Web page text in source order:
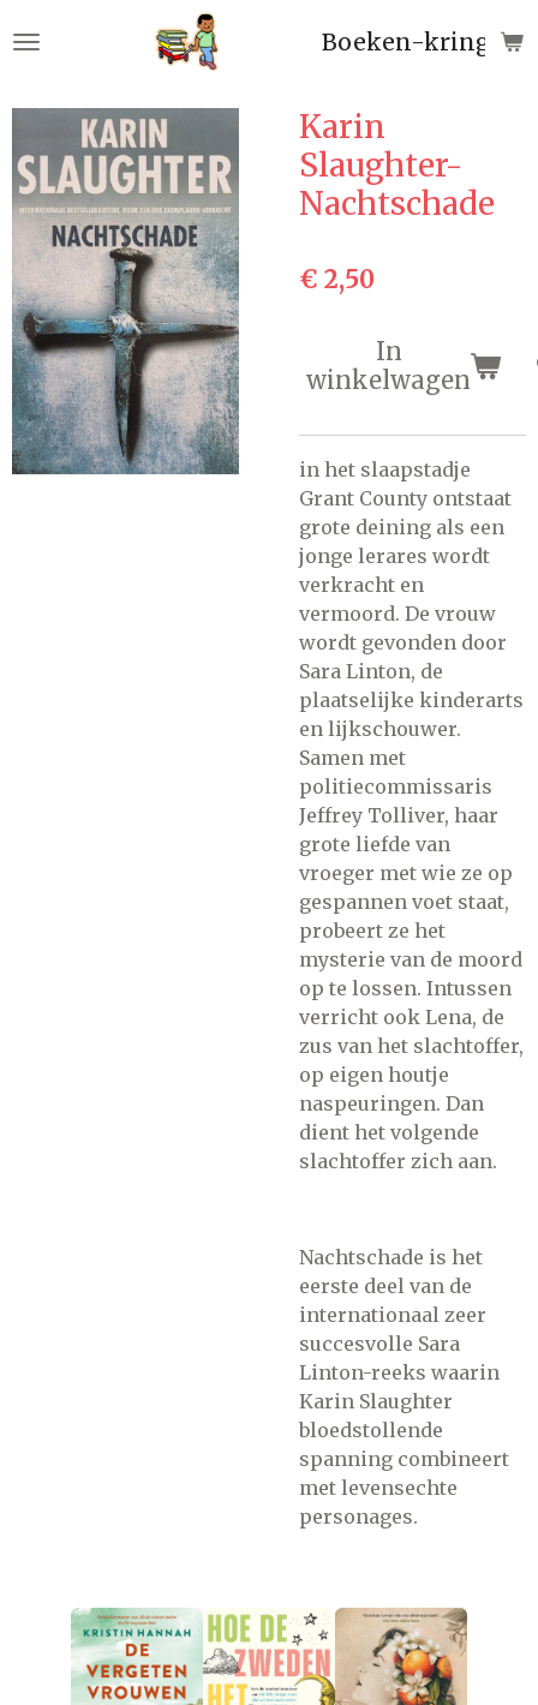
direct
de
hoofdinhoud
Boeken-
Karin
Slaughter-
Nachtschade
€ 2,50
In
winkelwagen
in het slaapstadje
Grant County ontstaat
grote deining als een
jonge lerares wordt
verkracht en
vermoord. De vrouw
wordt gevonden door
Sara Linton, de
plaatselijke kinderarts
en lijkschouwer.
Samen met
politiecommissaris
Jeffrey Tolliver, haar
grote liefde van
vroeger met wie ze op
gespannen voet staat,
probeert ze het
mysterie van de moord
op te lossen. Intussen
verricht ook Lena, de
zus van het slachtoffer,
op eigen houtje
naspeuringen. Dan
dient het volgende
slachtoffer zich aan.
Nachtschade is het
eerste deel van de
internationaal zeer
succesvolle Sara
Linton-reeks waarin
Karin Slaughter
bloedstollende
spanning combineert
met levensechte
personages.